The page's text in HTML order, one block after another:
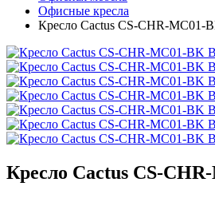
Офисные кресла
Кресло Cactus CS-CHR-MC01-
Кресло Cactus CS-